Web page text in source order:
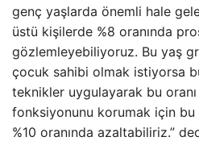
genç yaşlarda önemli hale
üstü kişilerde %8 oranında
gözlemleyebiliyoruz. Bu yaş
çocuk sahibi olmak istiyorsa
teknikler uygulayarak bu
fonksiyonunu korumak için bu
%10 oranında azaltabiliriz.”